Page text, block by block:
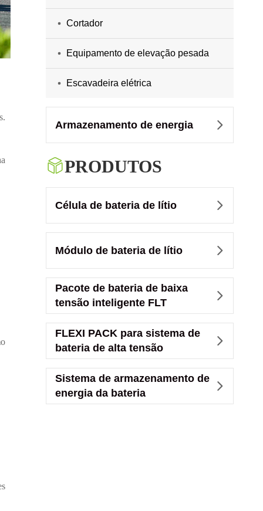
Cortador
Equipamento de elevação pesada
Escavadeira elétrica
Armazenamento de energia 
PRODUTOS
Célula de bateria de lítio 
Módulo de bateria de lítio 
Pacote de bateria de baixa
tensão inteligente FLT

FLEXI PACK para sistema de
bateria de alta tensão

Sistema de armazenamento de
energia da bateria
